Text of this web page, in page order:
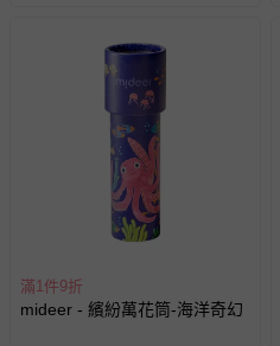
滿1件9折
mideer - 繽紛萬花筒-海洋奇幻